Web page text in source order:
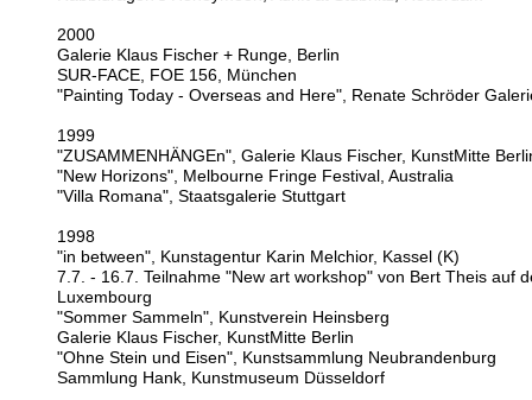
2000
Galerie Klaus Fischer + Runge, Berlin
SUR-FACE, FOE 156, München
"Painting Today - Overseas and Here", Renate Schröder
1999
"ZUSAMMENHÄNGEn", Galerie Klaus Fischer, KunstMitte
"New Horizons", Melbourne Fringe Festival, Australia
"Villa Romana", Staatsgalerie Stuttgart
1998
"in between", Kunstagentur Karin Melchior, Kassel (K)
7.7. - 16.7. Teilnahme "New art workshop" von Bert Theis auf
Luxembourg
"Sommer Sammeln", Kunstverein Heinsberg
Galerie Klaus Fischer, KunstMitte Berlin
"Ohne Stein und Eisen", Kunstsammlung Neubrandenburg
Sammlung Hank, Kunstmuseum Düsseldorf